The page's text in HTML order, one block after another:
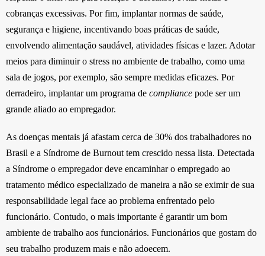
cobranças excessivas. Por fim, implantar normas de saúde,
segurança e higiene, incentivando boas práticas de saúde,
envolvendo alimentação saudável, atividades físicas e lazer. Adotar
meios para diminuir o stress no ambiente de trabalho, como uma
sala de jogos, por exemplo, são sempre medidas eficazes. Por
derradeiro, implantar um programa de compliance pode ser um
grande aliado ao empregador.
As doenças mentais já afastam cerca de 30% dos trabalhadores no
Brasil e a Síndrome de Burnout tem crescido nessa lista. Detectada
a Síndrome o empregador deve encaminhar o empregado ao
tratamento médico especializado de maneira a não se eximir de sua
responsabilidade legal face ao problema enfrentado pelo
funcionário. Contudo, o mais importante é garantir um bom
ambiente de trabalho aos funcionários. Funcionários que gostam do
seu trabalho produzem mais e não adoecem.